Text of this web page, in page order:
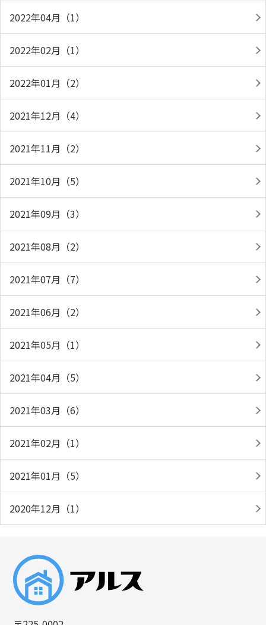
2022年04月（1）
2022年02月（1）
2022年01月（2）
2021年12月（4）
2021年11月（2）
2021年10月（5）
2021年09月（3）
2021年08月（2）
2021年07月（7）
2021年06月（2）
2021年05月（1）
2021年04月（5）
2021年03月（6）
2021年02月（1）
2021年01月（5）
2020年12月（1）